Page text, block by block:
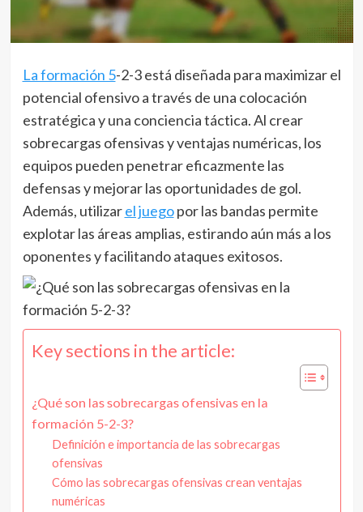
La formación 5-2-3 está diseñada para maximizar el
potencial ofensivo a través de una colocación
estratégica y una conciencia táctica. Al crear
sobrecargas ofensivas y ventajas numéricas, los
equipos pueden penetrar eficazmente las
defensas y mejorar las oportunidades de gol.
Además, utilizarel juegopor las bandas permite
explotar las áreas amplias, estirando aún más a los
oponentes y facilitando ataques exitosos.
Key sections in the article:
¿Qué son las sobrecargas ofensivas en la
formación 5-2-3?
Definición e importancia de las sobrecargas
ofensivas
Cómo las sobrecargas ofensivas crean ventajas
numéricas